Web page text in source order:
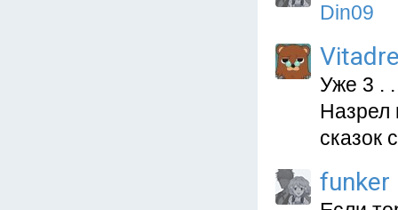
Din09
Уже 3 .
Назрел
сказок
funker